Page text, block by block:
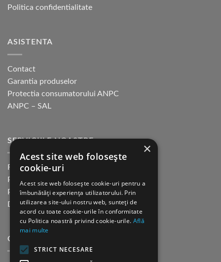
înPolitica confidentialitate
ASISTENTA
Contact
Garantia produselor
Protectia consumatorului ANPC
ANPC – SAL
SERVICIILE NOASTRE
Returnare in 30 de zile
Plata cu cardul Guerrilla
Plata in rate fara dobanda
Distributie sau profesionisti
CINE SUNTEM?
×
Acest site web folosește
cookie-uri
Acest site web folosește cookie-uri pentru a
îmbunătăți experiența utilizatorului. Prin
utilizarea site-ului nostru web, sunteți de
acord cu toate cookie-urile în conformitate
cu Politica noastră privind cookie-urile. Află
mai multe
STRICT NECESARE